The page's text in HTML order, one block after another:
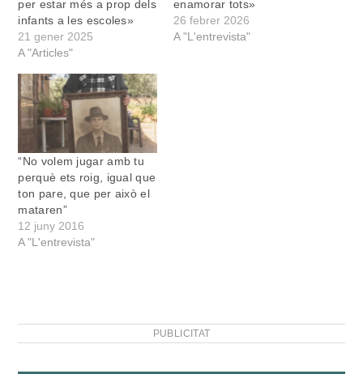
per estar més a prop dels
infants a les escoles»
21 gener 2025
A "Articles"
enamorar tots»
26 febrer 2026
A "L'entrevista"
“No volem jugar amb tu
perquè ets roig, igual que
ton pare, que per això el
mataren”
12 juny 2016
A "L'entrevista"
PUBLICITAT